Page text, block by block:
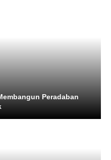
Peradaban